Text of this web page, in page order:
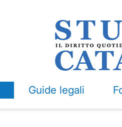
Guide legali